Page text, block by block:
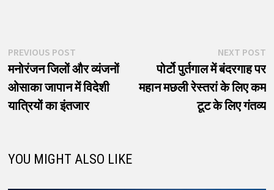
पोस्ट
नेविगेशन
PREVIOUS POSTPrevious
post:
मनोरंजन जिलों और व्यंजनों
ओसाका जापान में विदेशी
यात्रियों का इंतजार
NEXT POST
पोर्टो पुर्तगाल में बंदरगाह पर
महान मछली रेस्तरां के लिए कम
टूट के लिए गंतव्य
YOU MIGHT ALSO LIKE